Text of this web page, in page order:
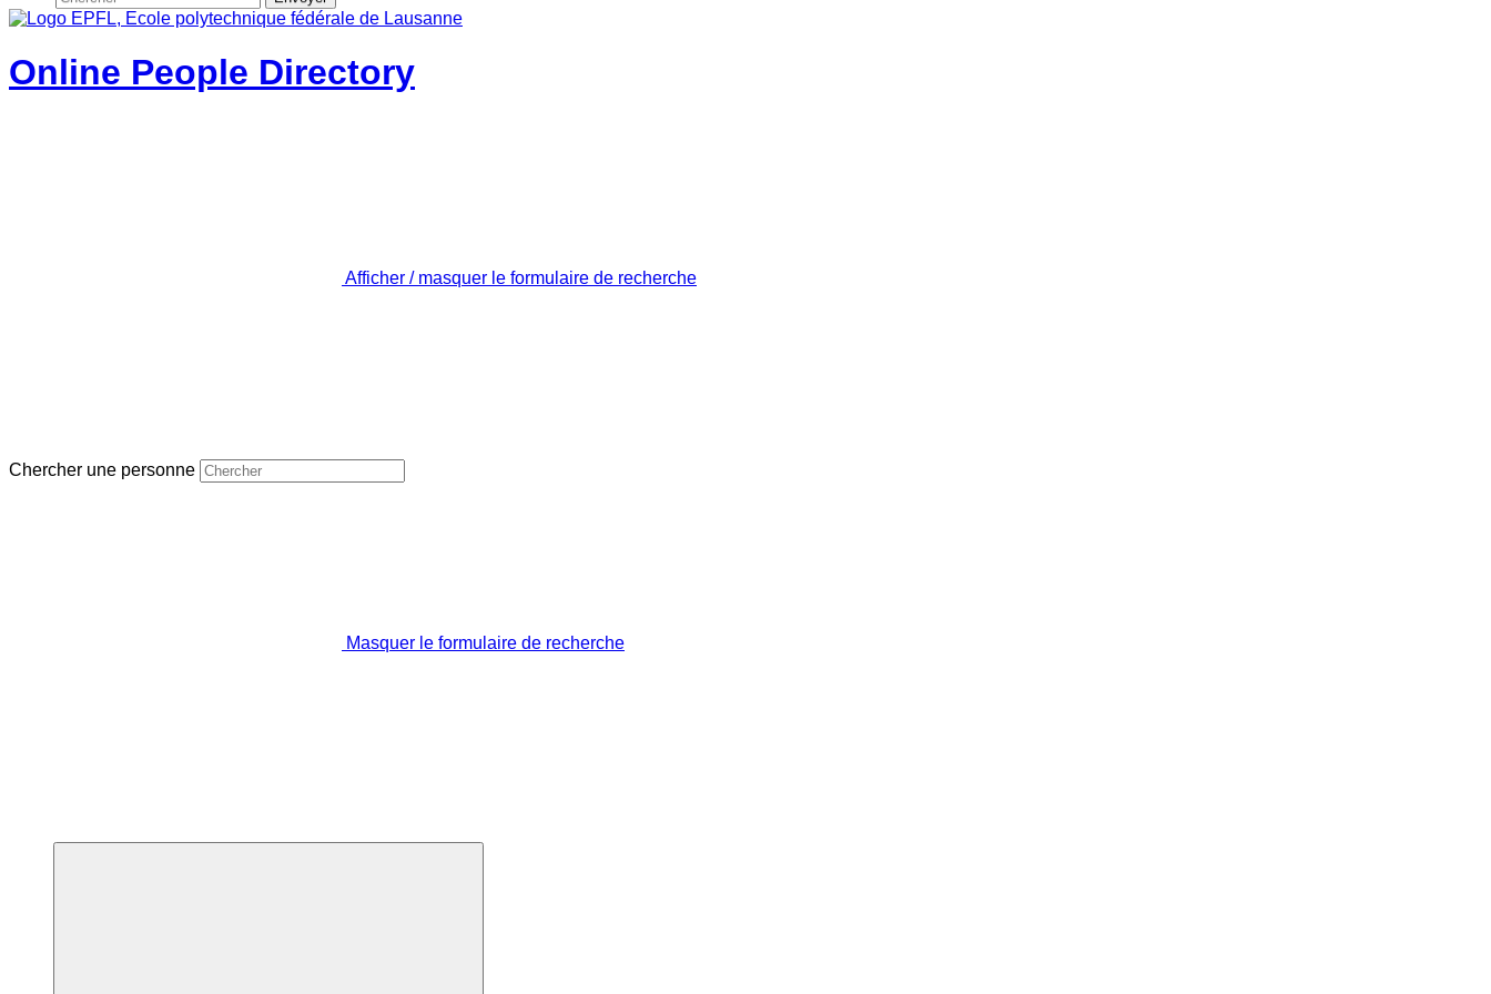
Online People Directory
Afficher / masquer le formulaire de recherche
Chercher une personne
Masquer le formulaire de recherche